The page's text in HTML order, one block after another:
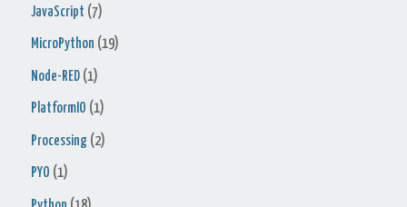
JavaScript (7)
MicroPython (19)
Node-RED (1)
PlatformIO (1)
Processing (2)
PYO (1)